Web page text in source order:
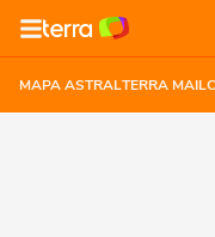
MAPA ASTRALTERRA MAIL